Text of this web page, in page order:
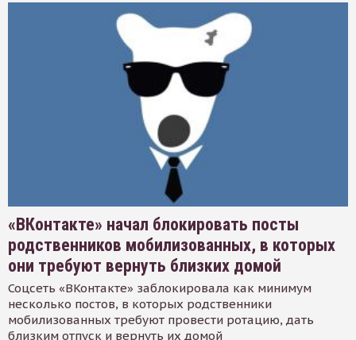
«ВКонтакте» начал блокировать посты
родственников мобилизованных, в которых
они требуют вернуть близких домой
Соцсеть «ВКонтакте» заблокировала как минимум
несколько постов, в которых родственники
мобилизованных требуют провести ротацию, дать
близким отпуск и вернуть их домой